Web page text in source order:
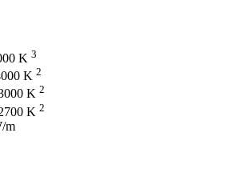
K 3
K 2
K 2
K 2
m